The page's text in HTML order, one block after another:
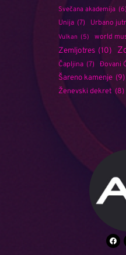
Svečana akademija (6)
Unija (7) Urbano
Vulkan (5) world
Zemljotres (10)
Čapljina (7) Đovani
Šareno kamenje (9)
Ženevski dekret (8)